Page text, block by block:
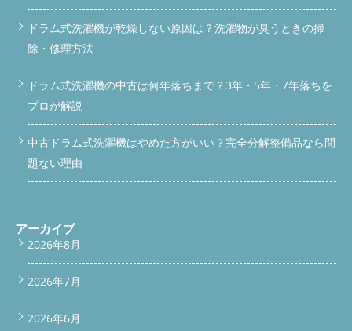
営に還元しているので、教えている内容がすべて実務ベースとい
うのも特徴です。 よくある質問 Q. ドラム洗濯機が壊れたのです
が、修理と買い替えどちらがいいですか？ 症状によります。ま
ずは無料でご相談いただければ、分解整備で直るのか、買い替え
たほうが良いのか、正直にお伝えします。 Q. 対応エリアはどこ
までですか？ 専用ガレージのある拠点周辺はもちろん、関東全
域まで幅広く対応しています。エリア外でもまずはお問い合わせ
ください。 Q. 中古で購入した場合、保証はありますか？ 専用ガ
レージで分解整備・動作確認を行った機体のみを販売しているた
め、購入後のご不安な点にも対応しています。詳しくはお問い合
わせください。 Q. 持ち込みたいのですが、予約は必要ですか？
はい、スムーズにご案内するため、LINEまたはお電話で事前に
があります。BUZZ PRO LABでは槽の取り外しから排水経路の洗
浄まで、見えない部分まで徹底して対応しています。中古の購
む
は、風路の奥に溜まった埃までは取り切れません。 ④ 運転時の
異音チェック 結論、異音はベアリングやモーターなど内部部品
りません。 洗い・すすぎ・脱水それぞれの運転音を確認 型式・
製造年から想定される消耗部品もあわせてチェック 異音が確認
された場合は該当機種を仕入れの段階で除外 型式ラベルで年
式・仕様を確認 操作盤の動作もすべてチェック ⑤「ドラム洗濯
機壊れた…」そう感じたら買い替えのサインかも 結論、以下のサ
インが出ていたら、修理よりドラム洗濯機中古買い替えを検討し
たほうが結果的にお得なケースが多いです。 洗濯のたびに床が
濡れている（水漏れ） 乾燥に何時間もかかる・仕上がりがゴワ
ただくだけで概算のご案内も可能です。ガレージへの引き取り・
持ち込みどちらも対応しています。 LINEで無料相談する サービ
全分解」が基本方針です。理由は、ドラム式洗濯機の不具合の多
くが内部の見えない場所で起きているからです。 実績と技術の
裏付け 自社スクール「BUZZ アカデミー」でドラム洗濯機の分解
ドラム式洗濯機が乾燥しない原因は？洗濯物が臭うときの掃
除・修理方法
ドラム式洗濯機の中古は何年落ちまで？3年・5年・7年落ちを
プロが解説
中古ドラム式洗濯機はやめた方がいい？完全分解整備品なら問
題ない理由
アーカイブ
2026年8月
2026年7月
2026年6月